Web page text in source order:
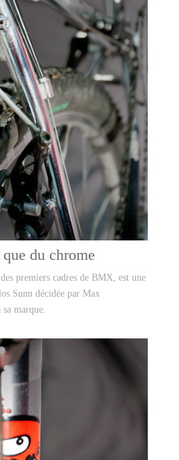
du chrome
premiers cadres de BMX, est une
Sunn décidée par Max
marque.